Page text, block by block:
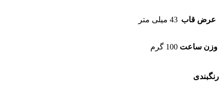
عرض قاب 43 میلی متر
وزن ساعت 100 گرم
رنگبندی